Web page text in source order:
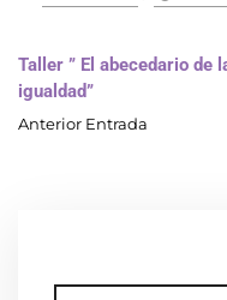
Taller ” El abecedario de
igualdad”
Anterior Entrada